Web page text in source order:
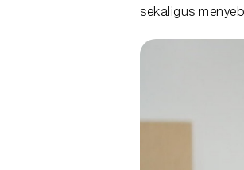
sekaligus